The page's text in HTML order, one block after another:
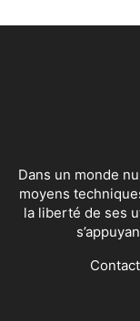
Dans un monde
moyens
la liberté de ses